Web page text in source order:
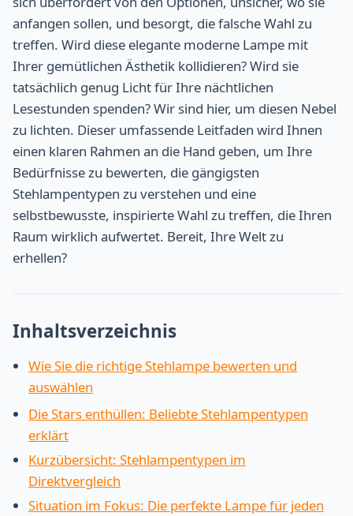
anfangen sollen, und besorgt, die falsche Wahl zu
treffen. Wird diese elegante moderne Lampe mit
Ihrer gemütlichen Ästhetik kollidieren? Wird sie
tatsächlich genug Licht für Ihre nächtlichen
Lesestunden spenden? Wir sind hier, um diesen Nebel
zu lichten. Dieser umfassende Leitfaden wird Ihnen
einen klaren Rahmen an die Hand geben, um Ihre
Bedürfnisse zu bewerten, die gängigsten
Stehlampentypen zu verstehen und eine
selbstbewusste, inspirierte Wahl zu treffen, die Ihren
Raum wirklich aufwertet. Bereit, Ihre Welt zu
erhellen?
Inhaltsverzeichnis
Wie Sie die richtige Stehlampe bewerten und
auswählen
Die Stars enthüllen: Beliebte Stehlampentypen
erklärt
Kurzübersicht: Stehlampentypen im
Direktvergleich
Situation im Fokus: Die perfekte Lampe für jeden